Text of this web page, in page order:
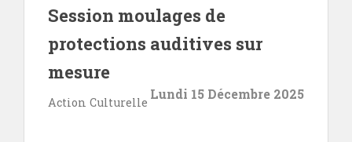
Session moulages de
protections auditives sur
mesure
Action Culturelle
Lundi 15 Décembre 2025